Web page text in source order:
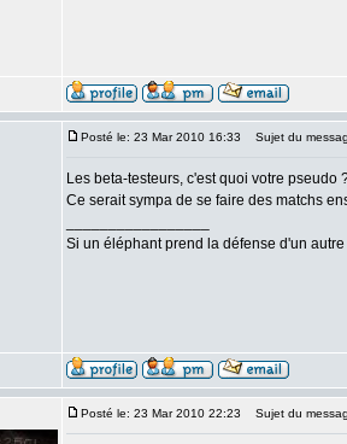
Posté le: 23 Mar 2010 16:33 Sujet du
Les beta-testeurs, c'est quoi votre pseudo
Ce serait sympa de se faire des matchs
Si un éléphant prend la défense d'un
Posté le: 23 Mar 2010 22:23 Sujet du